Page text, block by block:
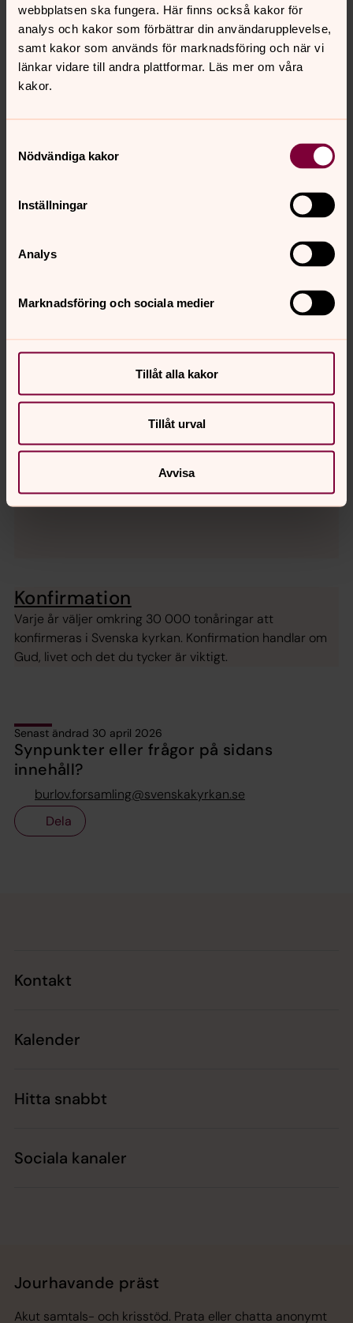
webbplatsen ska fungera. Här finns också kakor för
analys och kakor som förbättrar din användarupplevelse,
samt kakor som används för marknadsföring och när vi
länkar vidare till andra plattformar. Läs mer om våra
kakor.
Nödvändiga kakor
Inställningar
Analys
Marknadsföring och sociala medier
Tillåt alla kakor
Tillåt urval
Avvisa
Direkt:
040-642 89 04
E-post: lena.petersson2@svenskakyrkan.se
För att se innehållet behöver du acceptera kakor
för inställningar.
Dagens bibelord
Konfirmation
Varje år väljer omkring 30 000 tonåringar att
konfirmeras i Svenska kyrkan. Konfirmation handlar om
Gud, livet och det du tycker är viktigt.
Senast ändrad 30 april 2026
Synpunkter eller frågor på sidans
innehåll?
burlov.forsamling@svenskakyrkan.se
Dela
Kontakt
Kalender
Hitta snabbt
Sociala kanaler
Jourhavande präst
Akut samtals- och krisstöd. Prata eller chatta anonymt